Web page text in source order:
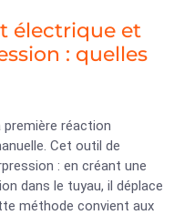
électrique et
: quelles
première réaction
Cet outil de
: en créant une
dans le tuyau, il déplace
méthode convient aux